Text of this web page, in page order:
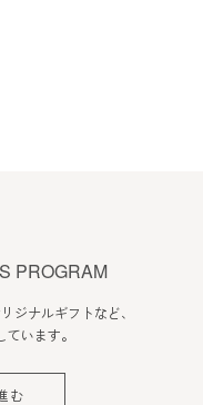
PROGRAM
ジナルギフトなど、
います。
む